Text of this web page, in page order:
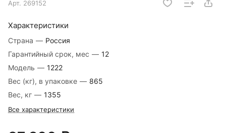
Арт. 269152
Характеристики
Страна — Россия
Гарантийный срок, мес — 12
Модель — 1222
Вес (кг), в упаковке — 865
Вес, кг — 1355
Все характеристики